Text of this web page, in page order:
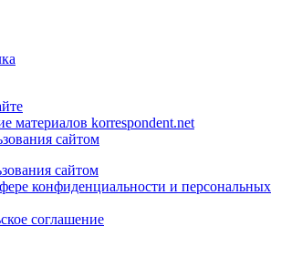
материалов korrespondent.net
сайтом
сайтом
конфиденциальности и персональных
соглашение